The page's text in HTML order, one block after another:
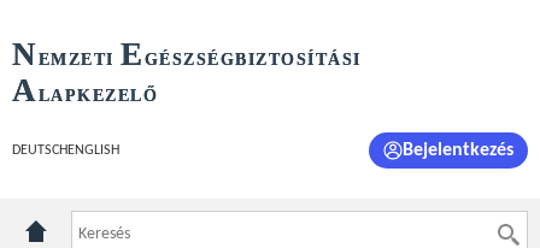
NEMZETI E GÉSZSÉGBIZTOSÍTÁSI
ALAPKEZELŐ
DEUTSCH ENGLISH Bejelentkezés